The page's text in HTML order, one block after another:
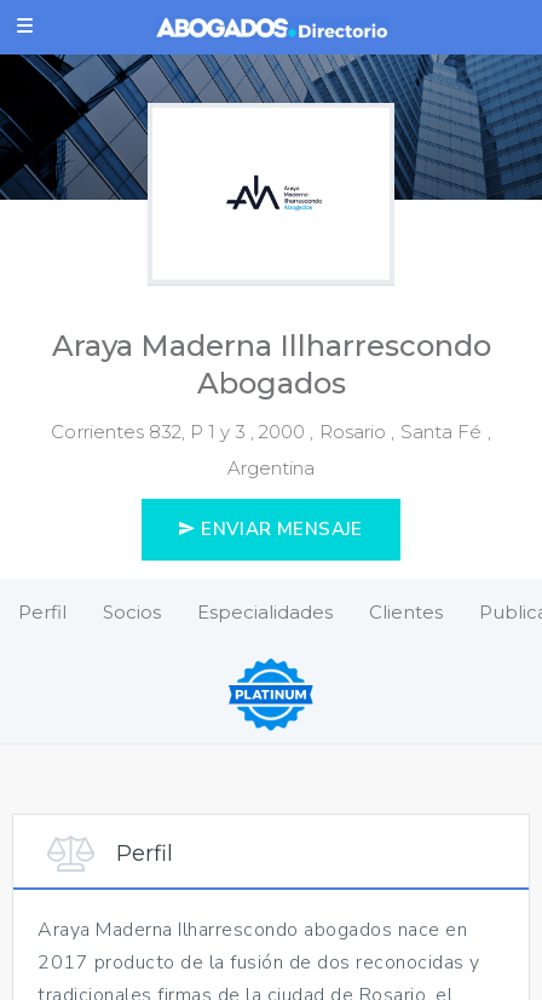
Araya Maderna Illharrescondo
Abogados
Corrientes 832, P 1 y 3 , 2000 , Rosario , Santa Fé ,
Argentina
ENVIAR MENSAJE
Perfil Socios Especialidades Clientes
Perfil
Araya Maderna Ilharrescondo abogados nace en
2017 producto de la fusión de dos reconocidas y